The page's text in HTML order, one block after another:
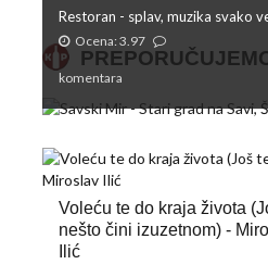
Restoran - splav, muzika svako
Ocena: 3.97
komentara
Voleću te do kraja života
nešto čini izuzetnom) -
Ilić